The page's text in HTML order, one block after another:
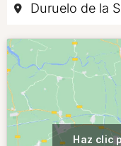
Duruelo de la
Haz clic